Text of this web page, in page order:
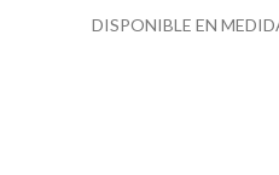
DISPONIBLE EN